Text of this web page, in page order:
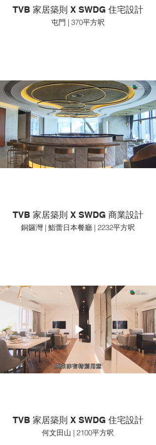
TVB 家居築則 X SWDG 住宅設計
屯門 | 370平方呎
TVB 家居築則 X SWDG 商業設計
銅鑼灣 | 鮨蕾日本餐廳 | 2232平方呎
TVB 家居築則 X SWDG 住宅設計
何文田山 | 2100平方呎